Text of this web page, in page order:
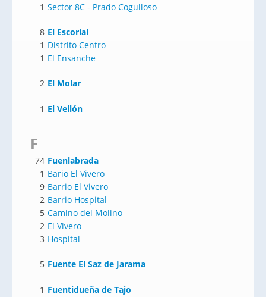
1 Sector 8C - Prado Cogulloso
8 El Escorial
1 Distrito Centro
1 El Ensanche
2 El Molar
1 El Vellón
F
74 Fuenlabrada
1 Bario El Vivero
9 Barrio El Vivero
2 Barrio Hospital
5 Camino del Molino
2 El Vivero
3 Hospital
5 Fuente El Saz de Jarama
1 Fuentidueña de Tajo